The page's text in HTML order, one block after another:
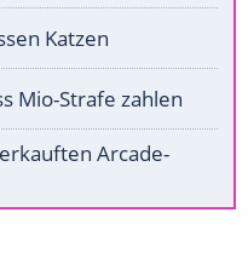
Katzen
Mio-Strafe zahlen
Arcade-